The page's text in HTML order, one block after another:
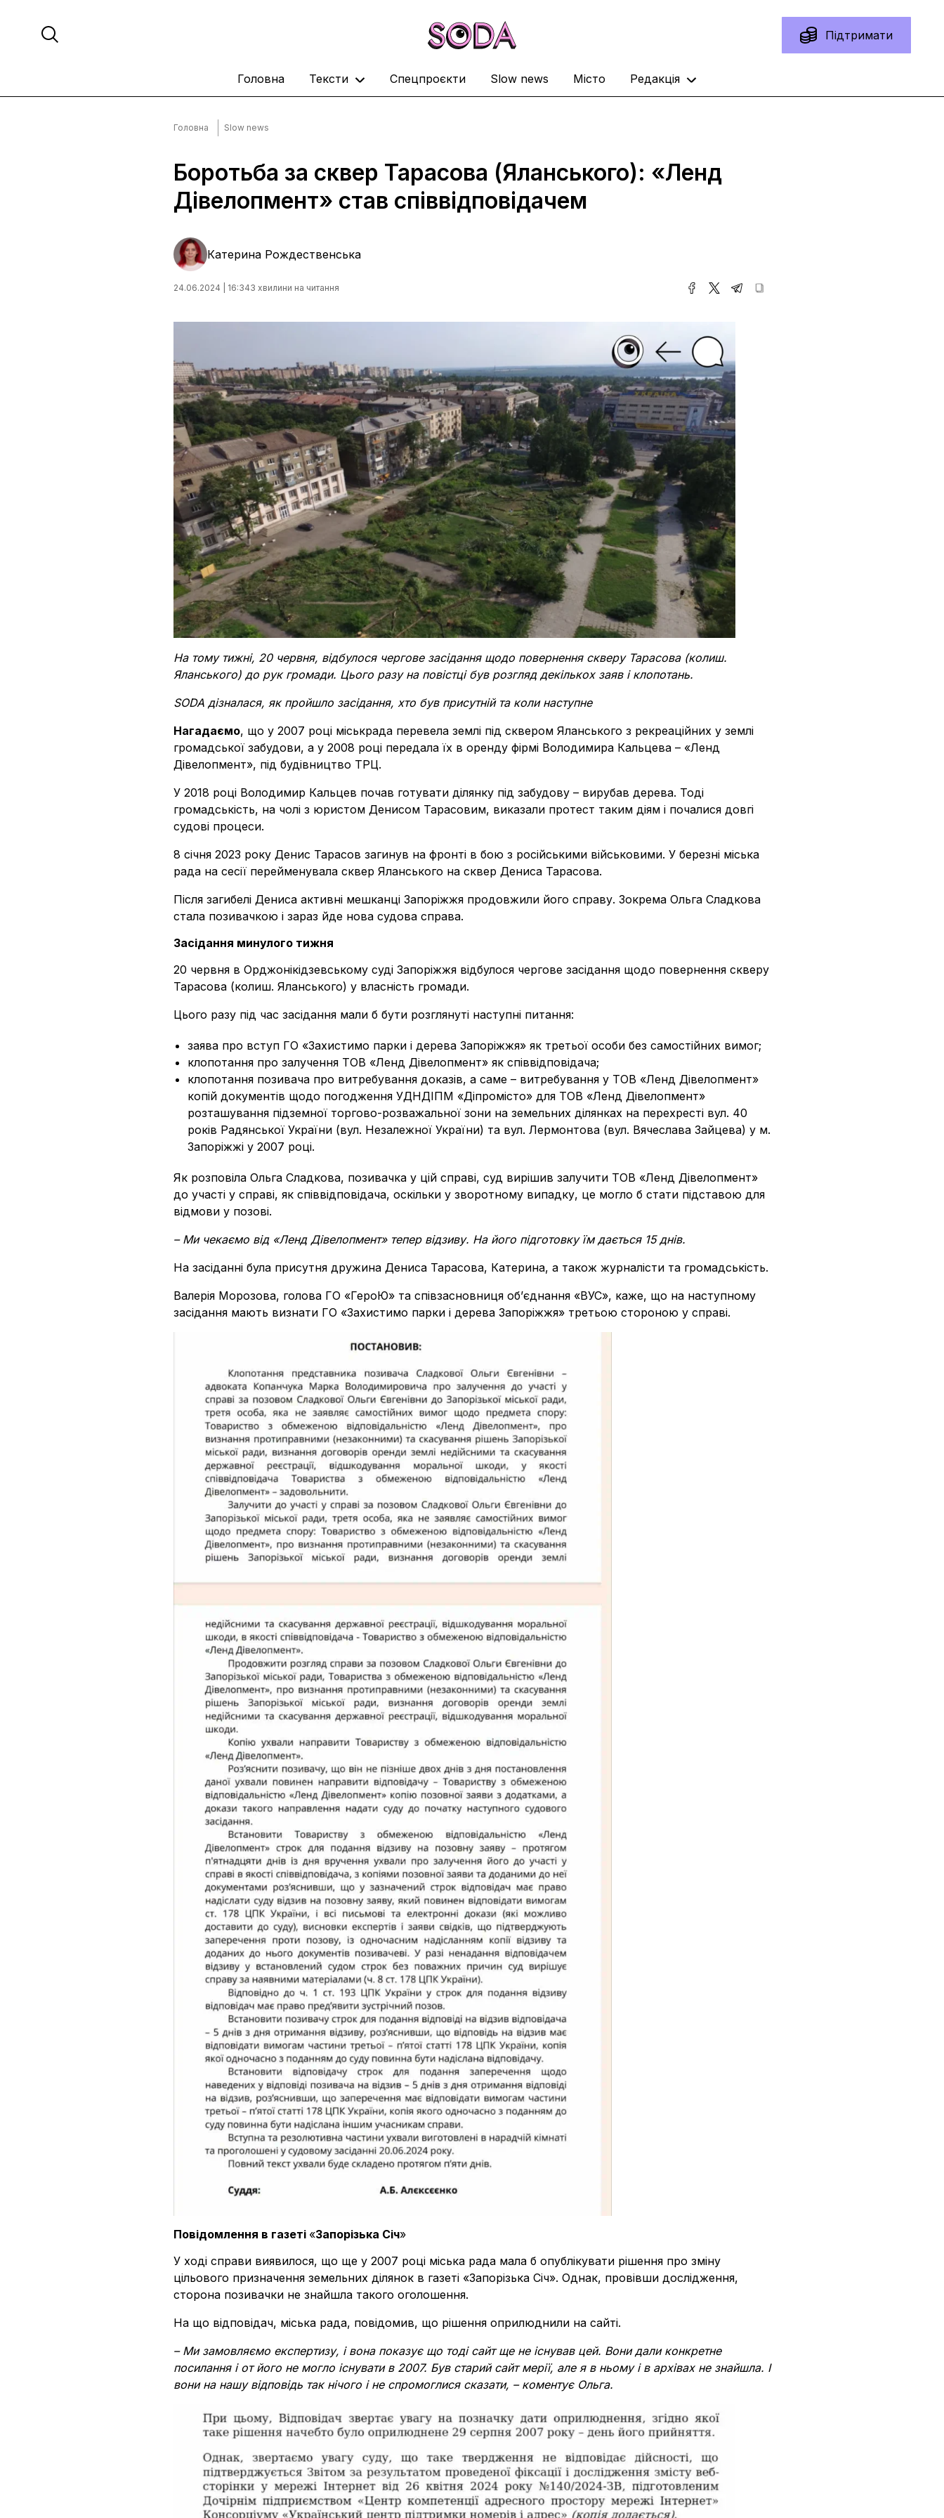
Підтримати
Головна Тексти Спецпроєкти Slow news Місто Редакція
Головна Slow news
Боротьба за сквер Тарасова (Яланського): «Ленд
Дівелопмент» став співвідповідачем
Катерина Рождественська
24.06.2024 | 16:343 хвилини на читання
На тому тижні, 20 червня, відбулося чергове засідання щодо повернення скверу Тарасова (колиш.
Яланського) до рук громади. Цього разу на повістці був розгляд декількох заяв і клопотань.
SODA дізналася, як пройшло засідання, хто був присутній та коли наступне
Нагадаємо, що у 2007 році міськрада перевела землі під сквером Яланського з рекреаційних у землі
громадської забудови, а у 2008 році передала їх в оренду фірмі Володимира Кальцева – «Ленд
Дівелопмент», під будівництво ТРЦ.
У 2018 році Володимир Кальцев почав готувати ділянку під забудову – вирубав дерева. Тоді
громадськість, на чолі з юристом Денисом Тарасовим, виказали протест таким діям і почалися довгі
судові процеси.
8 січня 2023 року Денис Тарасов загинув на фронті в бою з російськими військовими. У березні міська
рада на сесії перейменувала сквер Яланського на сквер Дениса Тарасова.
Після загибелі Дениса активні мешканці Запоріжжя продовжили його справу. Зокрема Ольга Сладкова
стала позивачкою і зараз йде нова судова справа.
Засідання минулого тижня
20 червня в Орджонікідзевському суді Запоріжжя відбулося чергове засідання щодо повернення скверу
Тарасова (колиш. Яланського) у власність громади.
Цього разу під час засідання мали б бути розглянуті наступні питання:
заява про вступ ГО «Захистимо парки і дерева Запоріжжя» як третьої особи без самостійних вимог;
клопотання про залучення ТОВ «Ленд Дівелопмент» як співвідповідача;
клопотання позивача про витребування доказів, а саме – витребування у ТОВ «Ленд Дівелопмент»
копій документів щодо погодження УДНДІПМ «Діпромісто» для ТОВ «Ленд Дівелопмент»
розташування підземної торгово-розважальної зони на земельних ділянках на перехресті вул. 40
років Радянської України (вул. Незалежної України) та вул. Лермонтова (вул. Вячеслава Зайцева) у м.
Запоріжжі у 2007 році.
Як розповіла Ольга Сладкова, позивачка у цій справі, суд вирішив залучити ТОВ «Ленд Дівелопмент»
до участі у справі, як співвідповідача, оскільки у зворотному випадку, це могло б стати підставою для
відмови у позові.
– Ми чекаємо від «Ленд Дівелопмент» тепер відзиву. На його підготовку їм дається 15 днів.
На засіданні була присутня дружина Дениса Тарасова, Катерина, а також журналісти та громадськість.
Валерія Морозова, голова ГО «ГероЮ» та співзасновниця обʼєднання «ВУС», каже, що на наступному
засідання мають визнати ГО «Захистимо парки і дерева Запоріжжя» третьою стороною у справі.
Повідомлення в газеті «Запорізька Січ»
У ході справи виявилося, що ще у 2007 році міська рада мала б опублікувати рішення про зміну
цільового призначення земельних ділянок в газеті «Запорізька Січ». Однак, провівши дослідження,
сторона позивачки не знайшла такого оголошення.
На що відповідач, міська рада, повідомив, що рішення оприлюднили на сайті.
– Ми замовляємо експертизу, і вона показує що тоді сайт ще не існував цей. Вони дали конкретне
посилання і от його не могло існувати в 2007. Був старий сайт мерії, але я в ньому і в архівах не знайшла. І
вони на нашу відповідь так нічого і не спромоглися сказати, – коментує Ольга.